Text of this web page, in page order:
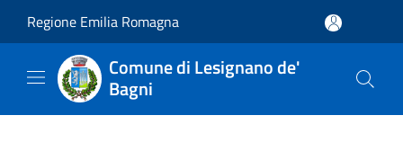
Regione Emilia Romagna
Comune di Lesignano de'
Bagni